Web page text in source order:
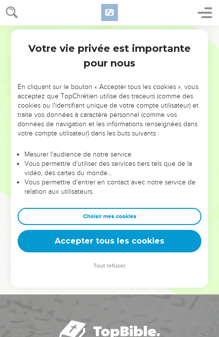
NE MANQUEZ PAS L’ÉVÉNEMENT
DE L’ANNÉE !
ET SI LEURS ERREURS POUVAIENT VOUS ÉVITER LES
VOTRES ?
leur foi ou leur vision. Mais on voit moins les doutes, les erreurs
et les saisons difficiles qu'ils ont traversés, alors même que ce
sont elles qui les ont façonnés.
Dans cette conférence, leaders, entrepreneurs, et responsables
clés pour avancer avec plus de sagesse afin que leurs erreurs
deviennent vos tremplins. Que vous guidiez un ministère, une
équipe, un groupe ou une famille, leur expérience est faite
Votre vie privée est importante
pour nous
En cliquant sur le bouton « Accepter tous les cookies », vous
acceptez que TopChrétien utilise des traceurs (comme des
cookies ou l'identifiant unique de votre compte utilisateur) et
traite vos données à caractère personnel (comme vos
données de navigation et les informations renseignées dans
votre compte utilisateur) dans les buts suivants :
Mesurer l'audience de notre service
Vous permettre d'utiliser des services tiers tels que de la
vidéo, des cartes du monde…
Vous permettre d'entrer en contact avec notre service de
relation aux utilisateurs.
Choisir mes cookies
Accepter tous les cookies
Tout refuser